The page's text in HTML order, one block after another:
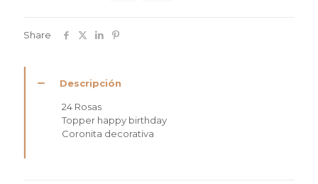
Share
Descripción
24 Rosas
Topper happy birthday
Coronita decorativa